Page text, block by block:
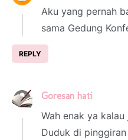
Aku yang pernah
sama Gedung
REPLY
Goresan hati
Wah enak ya
Duduk di